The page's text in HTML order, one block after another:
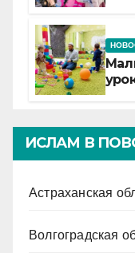
ИСЛАМ В
Астраханская
Волгоградская